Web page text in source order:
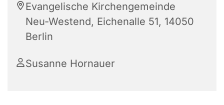
Evangelische Kirchengemeinde
Neu-Westend, Eichenalle 51, 14050
Berlin
Susanne Hornauer